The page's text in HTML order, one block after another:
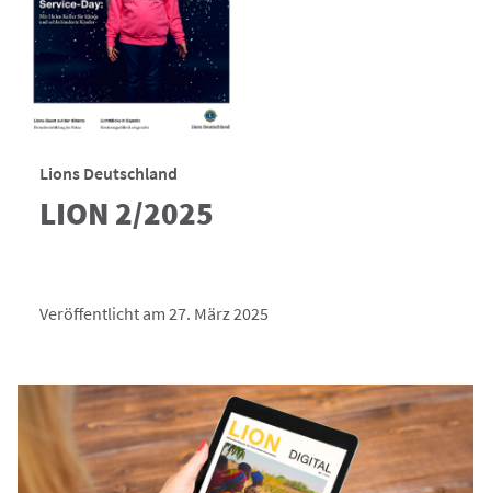
Lions Deutschland
LION 2/2025
Veröffentlicht am 27. März 2025